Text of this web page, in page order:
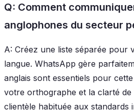
Q: Comment
anglophones du secteur
A: Créez une liste séparée pour
langue. WhatsApp gère
anglais sont essentiels pour
votre orthographe et la clarté
clientèle habituée aux standards